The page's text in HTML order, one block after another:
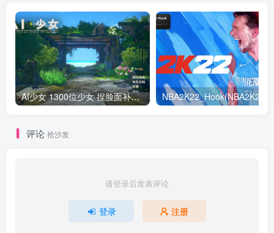
AI少女 1300位少女 捏脸面补数据整合包 总有一位是你想要的
评论 抢沙发
请登录后发表评论
登录 注册